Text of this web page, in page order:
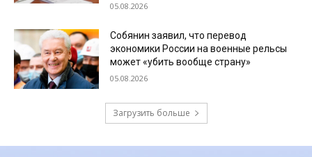
05.08.2026
Собянин заявил, что перевод
экономики России на военные рельсы
может «убить вообще страну»
05.08.2026
Загрузить больше